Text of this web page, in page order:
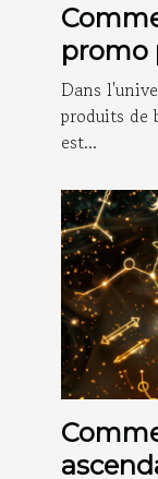
promo
les
Dans
produits de
est...